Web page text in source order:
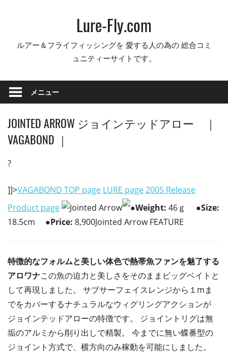
Lure-Fly.com
ルアー＆フライフィッシングを 愛する人の為の 総合コミ
ュニティーサイトです。
メニュー
JOINTED ARROW ジョインテッドアロー ｜
VAGABOND ｜
?
]]>VAGABOND TOP page LURE page2005 Release
Product page
●Weight: 46ｇ
●Size:
18.5cm
●Price: 8,900Jointed Arrow FEATURE
特徴的なフォルムと美しい体色で熱帯魚ファンを魅了する
アロワナこの魚の迫力と美しさをそのままビッグベイトと
して再現しました。 サブサーフェイスレンジから１mま
でをカバーするナチュラルなウィグリングアクションが
ジョインテッドアローの特徴です。 ジョイントリグは無
垢のアルミから削り出しで精製。 今までに無い蝶番型の
ジョイント方式で、横方向のみ稼動を可能にしました。